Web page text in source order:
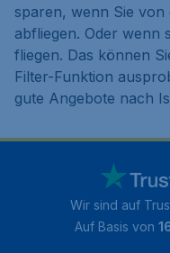
sparen, wenn Sie von
abfliegen. Oder wenn
fliegen. Das können
Filter-Funktion
gute Angebote nach
Wir sind auf
Auf Basis von